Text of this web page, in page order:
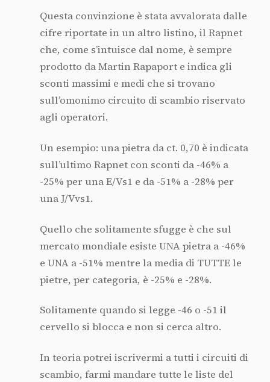
Questa convinzione è stata avvalorata dalle
cifre riportate in un altro listino, il Rapnet
che, come s’intuisce dal nome, è sempre
prodotto da Martin Rapaport e indica gli
sconti massimi e medi che si trovano
sull’omonimo circuito di scambio riservato
agli operatori.
Un esempio: una pietra da ct. 0,70 è indicata
sull’ultimo Rapnet con sconti da -46% a
-25% per una E/Vs1 e da -51% a -28% per
una J/Vvs1.
Quello che solitamente sfugge è che sul
mercato mondiale esiste UNA pietra a -46%
e UNA a -51% mentre la media di TUTTE le
pietre, per categoria, è -25% e -28%.
Solitamente quando si legge -46 o -51 il
cervello si blocca e non si cerca altro.
In teoria potrei iscrivermi a tutti i circuiti di
scambio, farmi mandare tutte le liste del